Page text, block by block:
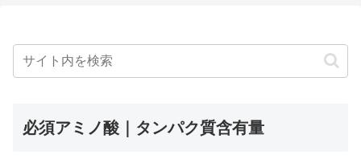
必須アミノ酸｜タンパク質含有量